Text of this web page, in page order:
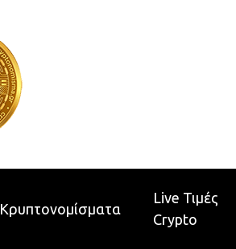
Κρυπτονομίσματα
Live Τιμές
Crypto